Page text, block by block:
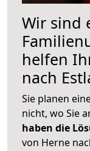
Wir sind
helfen
nach
Sie planen
nicht, wo Sie
haben die
von Herne